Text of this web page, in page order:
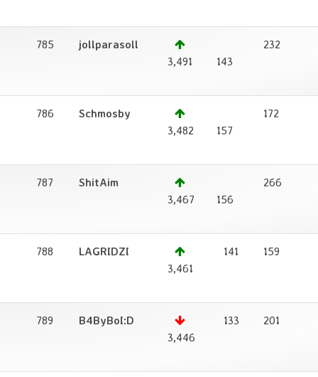
785
jollparasoll
3,491
143
232
786
Schmosby
3,482
157
172
787
ShitAim
3,467
156
266
788
LAGRIDZI
3,461
141 159
789
B4ByBoI:D
3,446
133 201